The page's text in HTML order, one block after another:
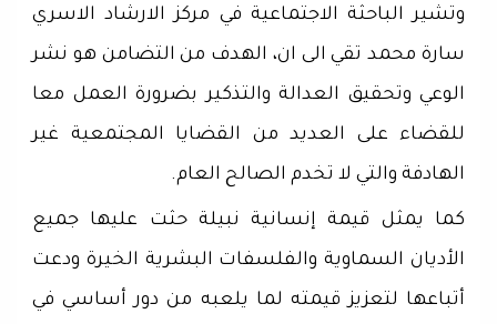
وتشير الباحثة الاجتماعية في مركز الارشاد الاسري
سارة محمد تقي الى ان، الهدف من التضامن هو نشر
الوعي وتحقيق العدالة والتذكير بضرورة العمل معا
للقضاء على العديد من القضايا المجتمعية غير
الهادفة والتي لا تخدم الصالح العام.
كما يمثل قيمة إنسانية نبيلة حثت عليها جميع
الأديان السماوية والفلسفات البشرية الخيرة ودعت
أتباعها لتعزيز قيمته لما يلعبه من دور أساسي في